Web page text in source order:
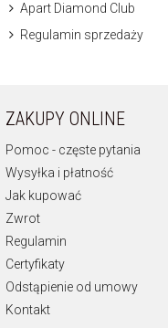
Apart Diamond Club
Regulamin sprzedaży
ZAKUPY ONLINE
Pomoc - częste pytania
Wysyłka i płatność
Jak kupować
Zwrot
Regulamin
Certyfikaty
Odstąpienie od umowy
Kontakt